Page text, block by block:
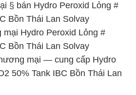
§ bán Hydro Peroxid Lỏng #
Bồn Thái Lan Solvay
Hydro Peroxid Lỏng #
Bồn Thái Lan Solvay
mại — cung cấp Hydro
50% Tank IBC Bồn Thái Lan